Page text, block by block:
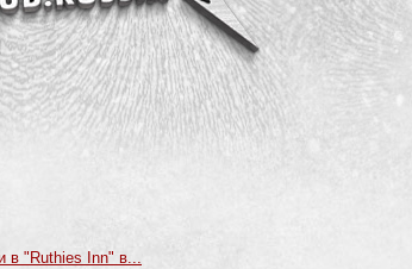
в "Ruthies Inn" в...